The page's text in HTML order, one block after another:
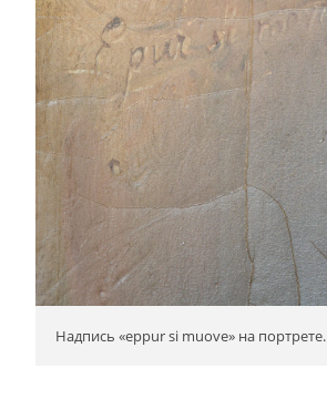
Надпись «eppur si muove» на портрете.